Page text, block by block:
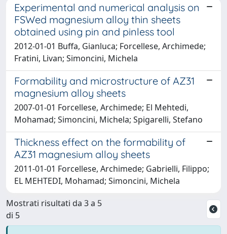
Experimental and numerical analysis on
FSWed magnesium alloy thin sheets
obtained using pin and pinless tool
2012-01-01 Buffa, Gianluca; Forcellese, Archimede;
Fratini, Livan; Simoncini, Michela
Formability and microstructure of AZ31
magnesium alloy sheets
2007-01-01 Forcellese, Archimede; El Mehtedi,
Mohamad; Simoncini, Michela; Spigarelli, Stefano
Thickness effect on the formability of
AZ31 magnesium alloy sheets
2011-01-01 Forcellese, Archimede; Gabrielli, Filippo;
EL MEHTEDI, Mohamad; Simoncini, Michela
Mostrati risultati da 3 a 5
di 5